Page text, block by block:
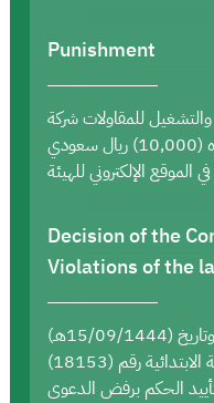
Punishment
للمقاولات شركة
Decision of the
Violations of the
رقم (44114720/ق/1444هـ) وتاريخ (15/09/1444هـ)
الصادر بشأنه حكم محكمة الإدارية الابتدائية رقم (18153)